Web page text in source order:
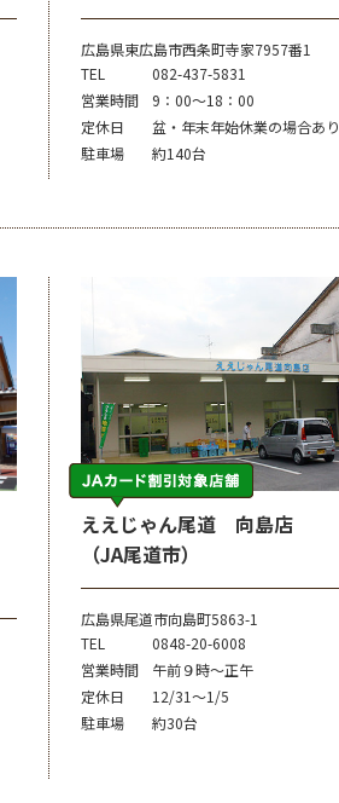
広島県東広島市西条町寺家7957番1
TEL
082-437-5831
営業時間
9：00～18：00
定休日
盆・年末年始休業の場合あり
駐車場
約140台
ええじゃん尾道 向島店
（JA尾道市）
広島県尾道市向島町5863-1
TEL
0848-20-6008
営業時間
午前９時～正午
定休日
12/31～1/5
駐車場
約30台